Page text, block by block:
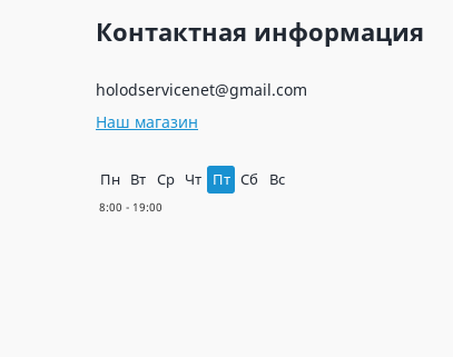
Контактная информация
holodservicenet@gmail.com
Наш магазин
Пн Вт Ср Чт Пт Сб Вс